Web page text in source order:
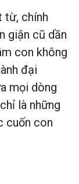
từ, chính
giận cũ dần
con không
đại
mọi dòng
là những
cuốn con